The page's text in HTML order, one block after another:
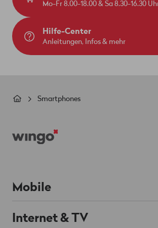
Mo-Fr 8.00-18.00 & Sa 8.30-16.30
Hilfe-Center
Anleitungen, Infos & mehr
Pfadnavigation
Smartphones
Mobile
Mobile Abos
Internet & TV